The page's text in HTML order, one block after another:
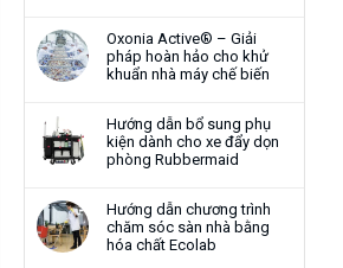
Oxonia Active® – Giải
pháp hoàn hảo cho khử
khuẩn nhà máy chế biến
Hướng dẫn bổ sung phụ
kiện dành cho xe đẩy dọn
phòng Rubbermaid
Hướng dẫn chương trình
chăm sóc sàn nhà bằng
hóa chất Ecolab